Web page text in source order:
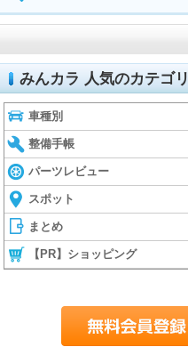
みんカラ 人気のカテゴリ
車種別
整備手帳
パーツレビュー
スポット
まとめ
【PR】ショッピング